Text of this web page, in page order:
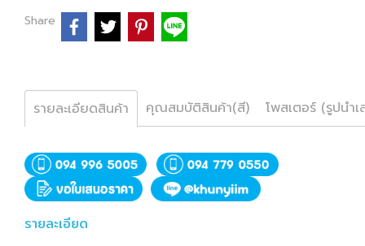
Share
รายละเอียดสินค้า คุณสมบัติสินค้า(สี) โพสเตอร์ (รูปนำ
รายละเอียด